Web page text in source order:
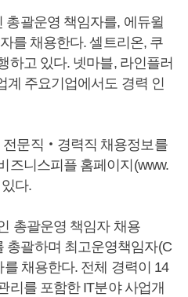
총괄운영 책임자를, 에듀윌
를 채용한다. 셀트리온, 쿠
하고 있다. 넷마블, 라인플러
계 주요기업에서도 경력 인
전문직‧경력직 채용정보를
즈니스피플 홈페이지(www.
다.
총괄운영 책임자 채용
괄하며 최고운영책임자(C
채용한다. 전체 경력이 14
리를 포함한 IT분야 사업개